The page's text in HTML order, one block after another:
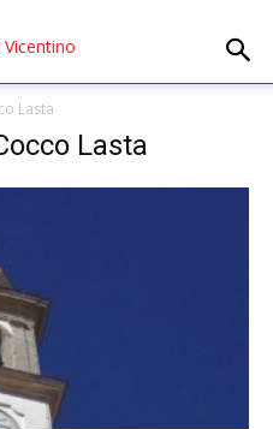
Lasta
Lasta